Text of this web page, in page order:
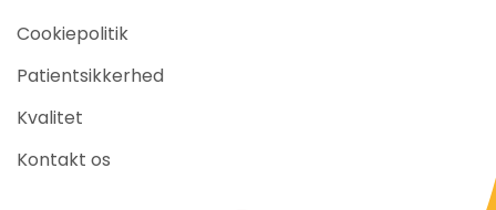
Cookiepolitik
Patientsikkerhed
Kvalitet
Kontakt os